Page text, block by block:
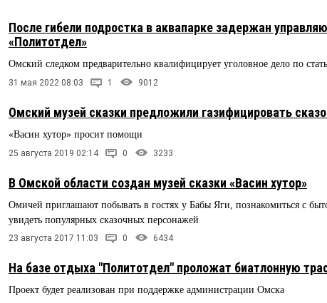
После гибели подростка в аквапарке задержан
«Политотдел»
Омский следком предварительно квалифицирует уголовное дело по
31 мая 2022 08:03 1 9012
Омский музей сказки предложили газифицировать
«Васин хутор» просит помощи
25 августа 2019 02:14 0 3233
В Омской области создан музей сказки «Васин хутор»
Омичей приглашают побывать в гостях у Бабы Яги, познакомиться с
увидеть популярных сказочных персонажей
23 августа 2017 11:03 0 6434
На базе отдыха "Политотдел" проложат биатлонную
Проект будет реализован при поддержке администрации Омска